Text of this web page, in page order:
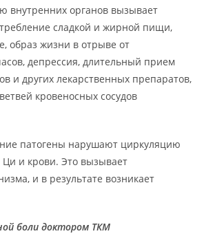
внутренних органов вызывает
сладкой и жирной пищи,
образ жизни в отрыве от
депрессия, длительный прием
и других лекарственных препаратов,
кровеносных сосудов
патогены нарушают циркуляцию
и крови. Это вызывает
и в результате возникает
боли доктором ТКМ